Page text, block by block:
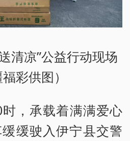
清凉”公益行动现场
福彩供图）
，承载着满满爱心
缓驶入伊宁县交警